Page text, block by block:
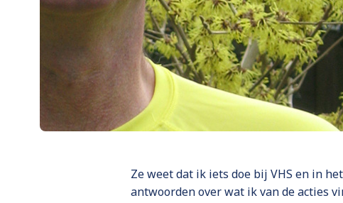
Ze weet dat ik iets doe bij VHS en in
antwoorden over wat ik van de acties